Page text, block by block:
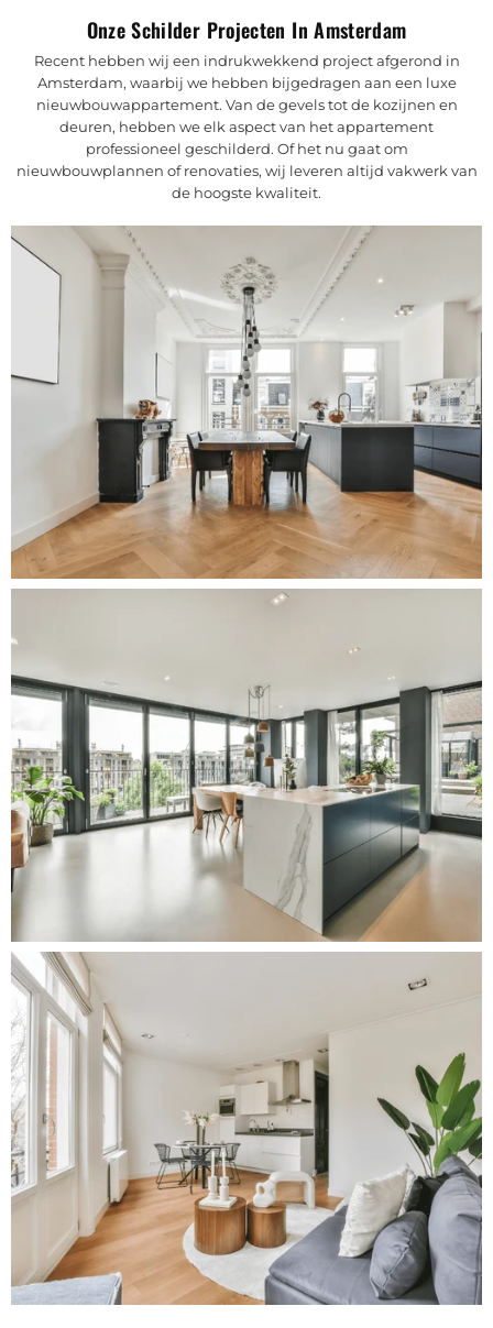
Onze Schilder Projecten In Amsterdam
Recent hebben wij een indrukwekkend project afgerond in
Amsterdam, waarbij we hebben bijgedragen aan een luxe
nieuwbouwappartement. Van de gevels tot de kozijnen en
deuren, hebben we elk aspect van het appartement
professioneel geschilderd. Of het nu gaat om
nieuwbouwplannen of renovaties, wij leveren altijd vakwerk van
de hoogste kwaliteit.
hebben aangepakt.
Met trots presenteren wij een luxe keuken en woonkamer in
één foto, een recent nieuwbouwproject in Amsterdam.